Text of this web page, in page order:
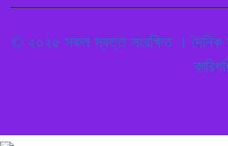
© ২০২৫ সকল স্বত্ত সংরক্ষিত । দৈনিক